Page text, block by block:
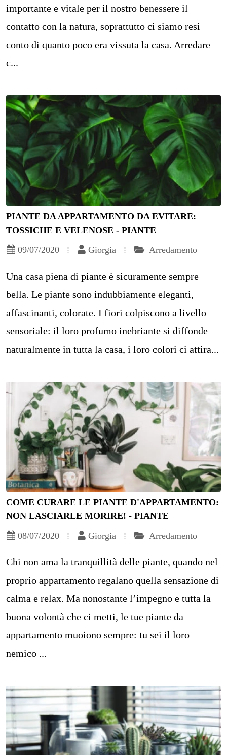
importante e vitale per il nostro benessere il
contatto con la natura, soprattutto ci siamo resi
conto di quanto poco era vissuta la casa. Arredare
c...
PIANTE DA APPARTAMENTO DA EVITARE:
TOSSICHE E VELENOSE - PIANTE
09/07/2020
Giorgia Arredamento
Una casa piena di piante è sicuramente sempre
bella. Le piante sono indubbiamente eleganti,
affascinanti, colorate. I fiori colpiscono a livello
sensoriale: il loro profumo inebriante si diffonde
naturalmente in tutta la casa, i loro colori ci attira...
COME CURARE LE PIANTE D'APPARTAMENTO:
NON LASCIARLE MORIRE! - PIANTE
08/07/2020
Giorgia Arredamento
Chi non ama la tranquillità delle piante, quando nel
proprio appartamento regalano quella sensazione di
calma e relax. Ma nonostante l’impegno e tutta la
buona volontà che ci metti, le tue piante da
appartamento muoiono sempre: tu sei il loro
nemico ...